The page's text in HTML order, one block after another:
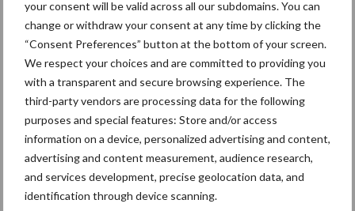
your consent will be valid across all our subdomains. You can
change or withdraw your consent at any time by clicking the
“Consent Preferences” button at the bottom of your screen.
We respect your choices and are committed to providing you
with a transparent and secure browsing experience. The
third-party vendors are processing data for the following
purposes and special features: Store and/or access
information on a device, personalized advertising and content,
advertising and content measurement, audience research,
and services development, precise geolocation data, and
identification through device scanning.
7 aug
Grondstoffenmarkt blijft grillig:
droogte en geopolitiek houden
handel in de greep
7 aug
De speenhuid: een vaak
onderschatte risicofactor voor
mastitis
6 aug
ForFarmers ziet volume en
marktaandeel groeien in krimpende